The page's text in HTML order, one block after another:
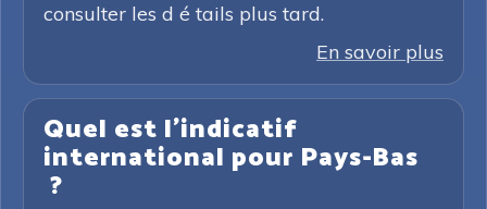
consulter les d é tails plus tard.
En savoir plus
Quel est l'indicatif
international pour Pays-Bas
?